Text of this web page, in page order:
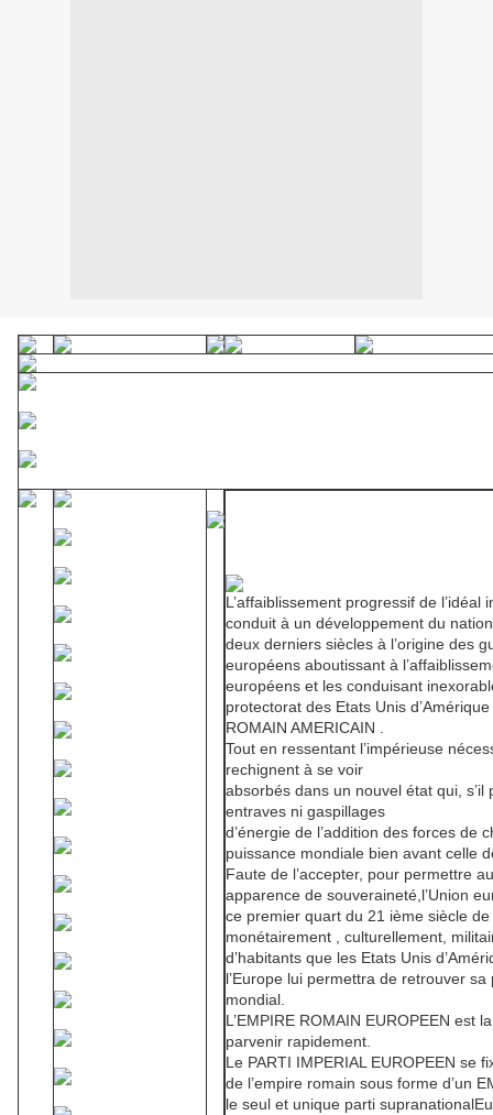
L’affaiblissement progressif de l’idéal
conduit à un développement du
deux derniers siècles à l’origine des
européens aboutissant à
européens et les conduisant
protectorat des Etats Unis
ROMAIN AMERICAIN .
Tout en ressentant l’impérieuse
rechignent à se voir
absorbés dans un nouvel état qui,
entraves ni gaspillages
d’énergie de l’addition des forces de
puissance mondiale bien avant celle
Faute de l’accepter, pour permettre
apparence de souveraineté,l’Union
ce premier quart du 21 ième siècle
monétairement , culturellement,
d’habitants que les Etats Unis
l’Europe lui permettra de retrouver
mondial.
L’EMPIRE ROMAIN EUROPEEN est
parvenir rapidement.
Le PARTI IMPERIAL EUROPEEN se
de l’empire romain sous forme d’un
le seul et unique parti